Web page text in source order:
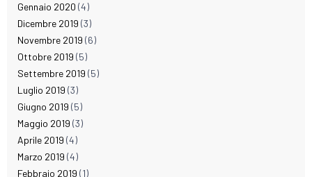
Gennaio 2020 (4)
Dicembre 2019 (3)
Novembre 2019 (6)
Ottobre 2019 (5)
Settembre 2019 (5)
Luglio 2019 (3)
Giugno 2019 (5)
Maggio 2019 (3)
Aprile 2019 (4)
Marzo 2019 (4)
Febbraio 2019 (1)